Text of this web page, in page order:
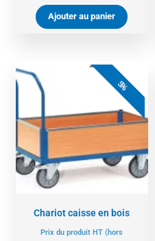
Ajouter au panier
5%
Chariot caisse en bois
Prix du produit HT (hors
prix
initial
était :
496,00 €.
est :
471,00 €.